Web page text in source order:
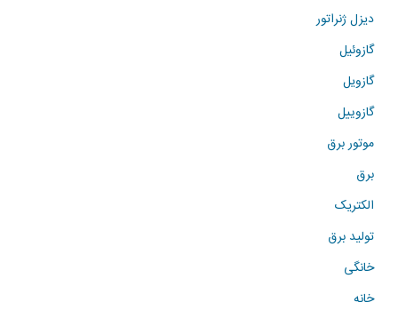
دیزل ژنراتور
گازوئیل
گازویل
گازوییل
موتور برق
برق
الکتریک
تولید برق
خانگی
خانه